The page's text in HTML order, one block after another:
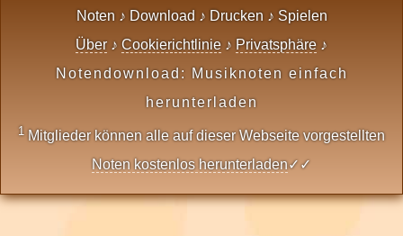
Noten ♪ Download ♪ Drucken ♪ Spielen
Über ♪ Cookierichtlinie ♪ Privatsphäre ♪
Notendownload: Musiknoten einfach
herunterladen
1 Mitglieder können alle auf dieser Webseite vorgestellten
Noten kostenlos herunterladen✓✓